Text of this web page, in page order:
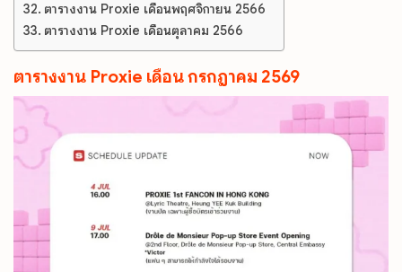
ตารางงาน Proxie เดือนพฤศจิกายน 2566
ตารางงาน Proxie เดือนตุลาคม 2566
ตารางงาน Proxie เดือน กรกฎาคม 2569